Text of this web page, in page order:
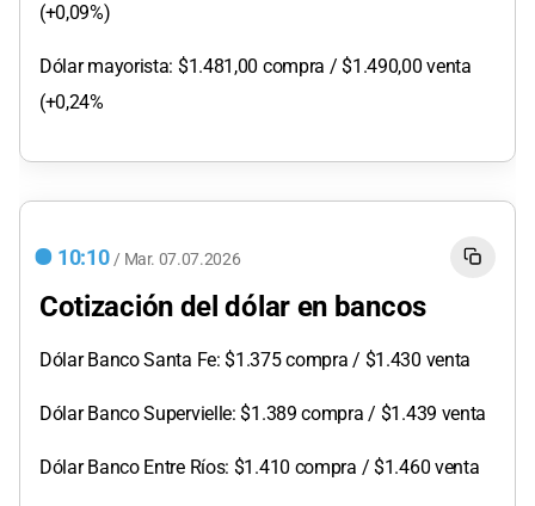
(+0,09%)
Dólar mayorista: $1.481,00 compra / $1.490,00 venta
(+0,24%
10:10 / Mar. 07.07.2026
Cotización del dólar en bancos
Dólar Banco Santa Fe: $1.375 compra / $1.430 venta
Dólar Banco Supervielle: $1.389 compra / $1.439 venta
Dólar Banco Entre Ríos: $1.410 compra / $1.460 venta